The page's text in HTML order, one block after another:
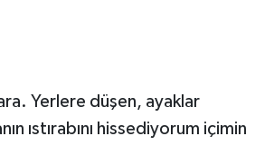
Yerlere düşen, ayaklar
ıstırabını hissediyorum içimin